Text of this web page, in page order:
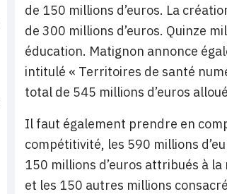
de 150 millions d’euros. La
de 300 millions d’euros. Quinze
éducation. Matignon annonce
intitulé « Territoires de santé
total de 545 millions d’euros
Il faut également prendre en
compétitivité, les 590 millions
150 millions d’euros attribués à
et les 150 autres millions